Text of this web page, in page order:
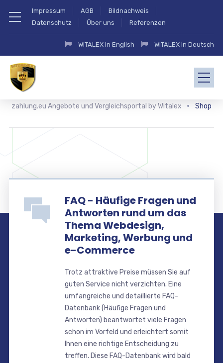
Impressum AGB
Bildnachweis
Datenschutz
Über uns Referenzen
WITALEX in English WITALEX in Deutsch
zahlung.eu Angebote und Vergleichsportal by Witalex Shop
FAQ - Häufige Fragen und
Antworten rund um das
Thema Webdesign,
Marketing, Werbung und
e-Commerce
Trotz attraktive Preise müssen Sie auf
guten Service nicht verzichten. Eine
umfangreiche und detaillierte FAQ-
Datenbank (Häufige Fragen und
Antworten) beantwortet viele Fragen
schon im Vorfeld und erleichtert somit
Ihnen eine richtige Entscheidung zu
treffen. Diese FAQ-Datenbank wird bald